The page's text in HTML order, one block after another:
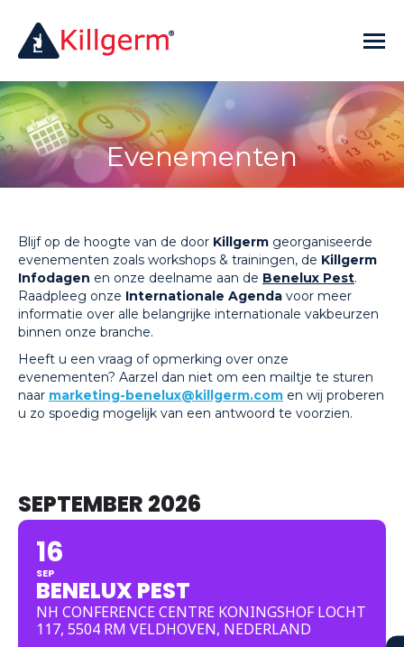
Evenementen
Blijf op de hoogte van de door Killgerm georganiseerde
evenementen zoals workshops & trainingen, de Killgerm
Infodagen en onze deelname aan de Benelux Pest.
Raadpleeg onze Internationale Agenda voor meer
informatie over alle belangrijke internationale vakbeurzen
binnen onze branche.
Heeft u een vraag of opmerking over onze
evenementen? Aarzel dan niet om een mailtje te sturen
naar marketing-benelux@killgerm.com en wij proberen
u zo spoedig mogelijk van een antwoord te voorzien.
SEPTEMBER 2026
16
SEP
BENELUX PEST
NH CONFERENCE CENTRE KONINGSHOF LOCHT
117, 5504 RM VELDHOVEN, NEDERLAND